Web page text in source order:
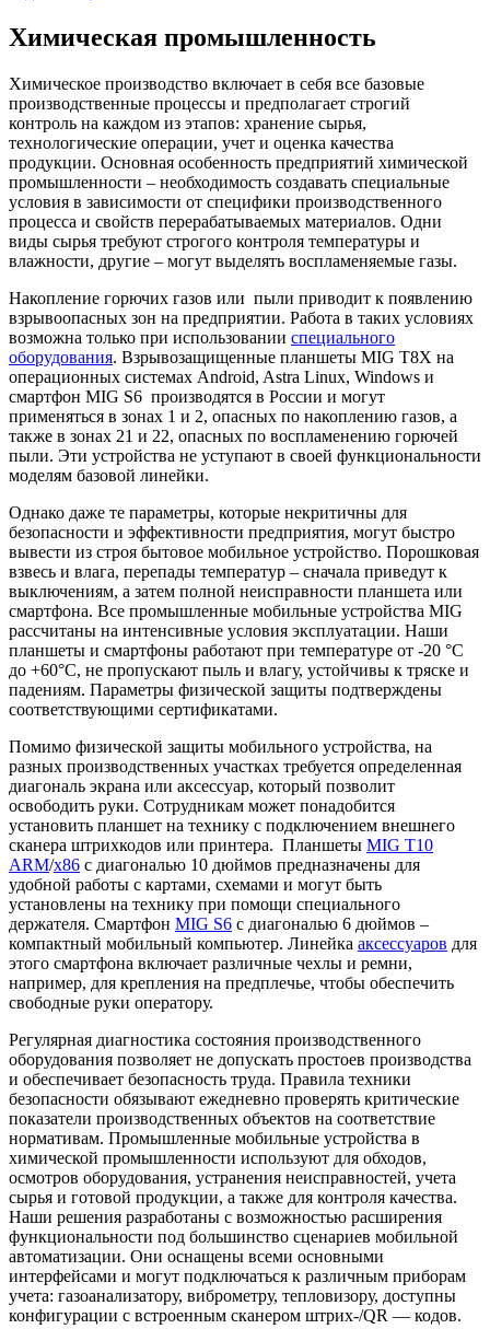
Химическая промышленность
Химическое производство включает в себя все базовые
производственные процессы и предполагает строгий
контроль на каждом из этапов: хранение сырья,
технологические операции, учет и оценка качества
продукции. Основная особенность предприятий химической
промышленности – необходимость создавать специальные
условия в зависимости от специфики производственного
процесса и свойств перерабатываемых материалов. Одни
виды сырья требуют строгого контроля температуры и
влажности, другие – могут выделять воспламеняемые газы.
Накопление горючих газов или пыли приводит к появлению
взрывоопасных зон на предприятии. Работа в таких условиях
возможна только при использовании специального
оборудования. Взрывозащищенные планшеты MIG T8X на
операционных системах Android, Astra Linux, Windows и
смартфон MIG S6 производятся в России и могут
применяться в зонах 1 и 2, опасных по накоплению газов, а
также в зонах 21 и 22, опасных по воспламенению горючей
пыли. Эти устройства не уступают в своей функциональности
моделям базовой линейки.
Однако даже те параметры, которые некритичны для
безопасности и эффективности предприятия, могут быстро
вывести из строя бытовое мобильное устройство. Порошковая
взвесь и влага, перепады температур – сначала приведут к
выключениям, а затем полной неисправности планшета или
смартфона. Все промышленные мобильные устройства MIG
рассчитаны на интенсивные условия эксплуатации. Наши
планшеты и смартфоны работают при температуре от -20 °С
до +60°С, не пропускают пыль и влагу, устойчивы к тряске и
падениям. Параметры физической защиты подтверждены
соответствующими сертификатами.
Помимо физической защиты мобильного устройства, на
разных производственных участках требуется определенная
диагональ экрана или аксессуар, который позволит
освободить руки. Сотрудникам может понадобится
установить планшет на технику с подключением внешнего
сканера штрихкодов или принтера. Планшеты MIG T10
ARM/x86 с диагональю 10 дюймов предназначены для
удобной работы с картами, схемами и могут быть
установлены на технику при помощи специального
держателя. Смартфон MIG S6 с диагональю 6 дюймов –
компактный мобильный компьютер. Линейка аксессуаров для
этого смартфона включает различные чехлы и ремни,
например, для крепления на предплечье, чтобы обеспечить
свободные руки оператору.
Регулярная диагностика состояния производственного
оборудования позволяет не допускать простоев производства
и обеспечивает безопасность труда. Правила техники
безопасности обязывают ежедневно проверять критические
показатели производственных объектов на соответствие
нормативам. Промышленные мобильные устройства в
химической промышленности используют для обходов,
осмотров оборудования, устранения неисправностей, учета
сырья и готовой продукции, а также для контроля качества.
Наши решения разработаны с возможностью расширения
функциональности под большинство сценариев мобильной
автоматизации. Они оснащены всеми основными
интерфейсами и могут подключаться к различным приборам
учета: газоанализатору, виброметру, тепловизору, доступны
конфигурации с встроенным сканером штрих-/QR — кодов.